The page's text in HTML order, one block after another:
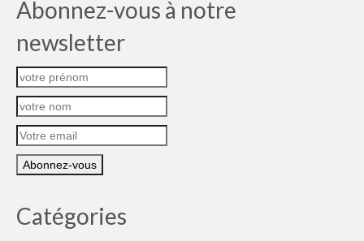
Abonnez-vous à notre
newsletter
Catégories